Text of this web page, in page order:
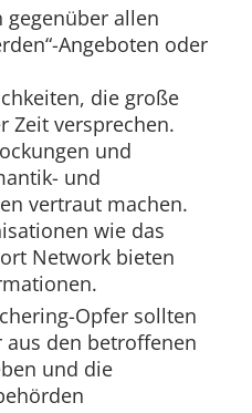
gegenüber allen
Angeboten oder
die große
Zeit versprechen.
und
und
vertraut machen.
wie das
Network bieten
Opfer sollten
den betroffenen
und die